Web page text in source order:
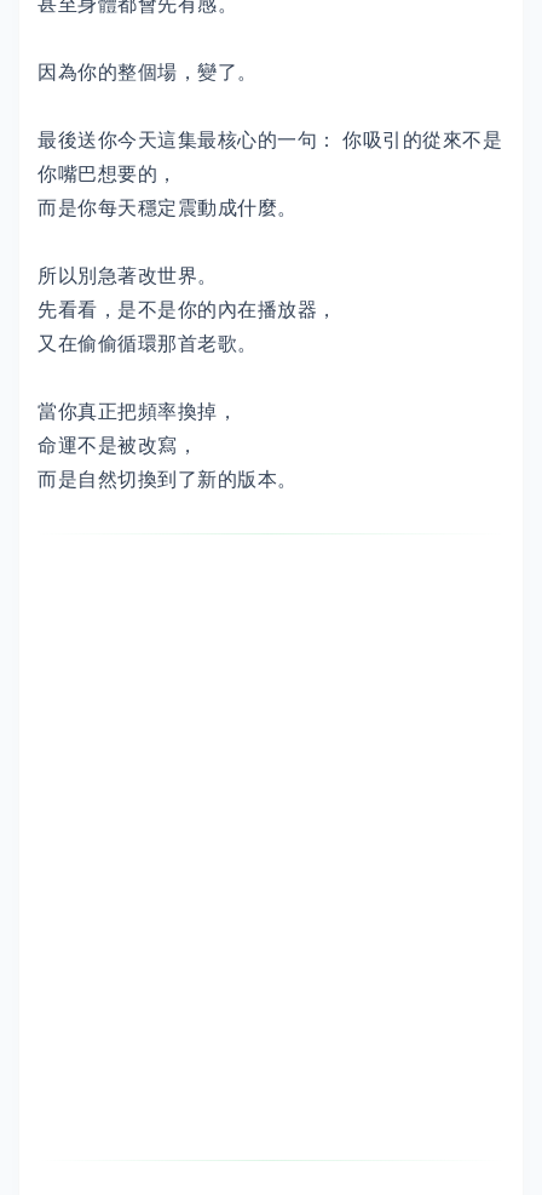
甚至身體都會先有感。
因為你的整個場，變了。
最後送你今天這集最核心的一句： 你吸引的從來不是
你嘴巴想要的，
而是你每天穩定震動成什麼。
所以別急著改世界。
先看看，是不是你的內在播放器，
又在偷偷循環那首老歌。
當你真正把頻率換掉，
命運不是被改寫，
而是自然切換到了新的版本。